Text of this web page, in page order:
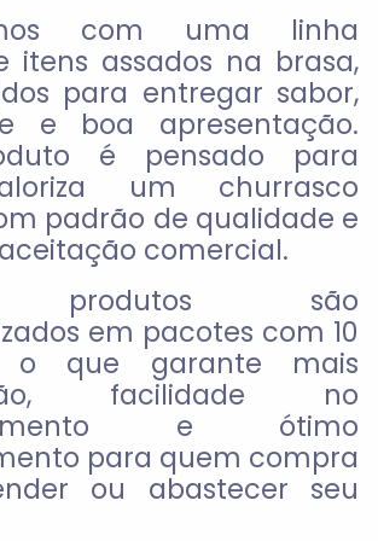
com uma linha
itens assados na brasa,
para entregar sabor,
e boa apresentação.
é pensado para
um churrasco
padrão de qualidade e
comercial.
produtos são
em pacotes com 10
que garante mais
facilidade no
e ótimo
para quem compra
ou abastecer seu